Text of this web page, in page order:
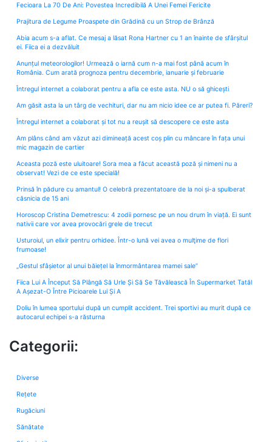
Fecioara La 70 De Ani: Povestea Incredibilă A Unei Femei Fericite
Prajitura de Legume Proaspete din Grădină cu un Strop de Brânză
Abia acum s-a aflat. Ce mesaj a lăsat Rona Hartner cu 1 an înainte de sfârșitul
ei. Fiica ei a dezvăluit
Anunțul meteorologilor! Urmează o iarnă cum n-a mai fost până acum în
România. Cum arată prognoza pentru decembrie, ianuarie și februarie
Întregul internet a colaborat pentru a afla ce este asta. NU o să ghicești
Am găsit asta la un târg de vechituri, dar nu am nicio idee ce ar putea fi. Păreri?
Întregul internet a colaborat și tot nu a reușit să descopere ce este asta
Am plâns când am văzut azi dimineață acest coș plin cu mâncare în fața unui
mic magazin de cartier
Aceasta poză este uluitoare! Sora mea a făcut această poză și nimeni nu a
observat! Vezi de ce este specială!
Prinsă în pădure cu amantul! O celebră prezentatoare de la noi și-a spulberat
căsnicia de 15 ani
Horoscop Cristina Demetrescu: 4 zodii pornesc pe un nou drum în viață. Ei sunt
nativii care vor avea provocări grele de trecut
Usturoiul, un elixir pentru orhidee. Într-o lună vei avea o mulţime de flori
frumoase!
„Gestul sfâșietor al unui băiețel la înmormântarea mamei sale”
Fiica Lui A Început Să Plângă Să Urle Și Să Se Tăvălească În Supermarket Tatăl
A Așezat-O Între Picioarele Lui Și A
Doliu în lumea sportului după un cumplit accident. Trei sportivi au murit după ce
autocarul echipei s-a răsturna
Categorii:
Diverse
Rețete
Rugăciuni
Sănătate